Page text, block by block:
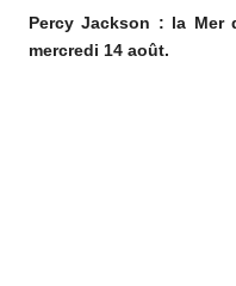
Percy Jackson : la Mer
mercredi 14 août.